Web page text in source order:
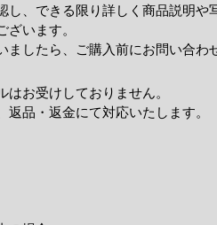
、できる限り詳しく商品説明
います。
したら、ご購入前にお問い合わ
お受けしておりません。
品・返金にて対応いたします。